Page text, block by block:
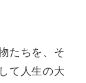
たちを、そ
て人生の大